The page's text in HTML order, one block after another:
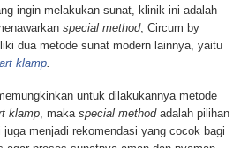
ingin melakukan sunat, klinik ini adalah
special method, Circum by
dua metode sunat modern lainnya, yaitu
klamp.
untuk dilakukannya metode
klamp , maka special method adalah pilihan
menjadi rekomendasi yang cocok bagi